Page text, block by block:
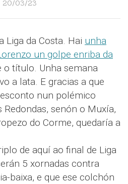
20/03/23
Liga da Costa. Hai unha
un golpe enriba da
o título. Unha semana
a lata. E gracias a que
nun polémico
senón o Muxía,
do Corme, quedaría a
de aquí ao final de Liga
5 xornadas contra
baixa, e que ese colchón